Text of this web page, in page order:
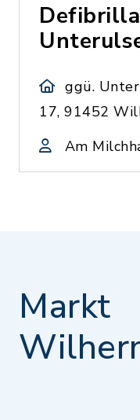
ggü.
17, 91452
Am
Markt